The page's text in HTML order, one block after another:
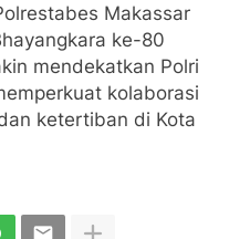
Makassar
ke-80
mendekatkan Polri
kolaborasi
ketertiban di Kota